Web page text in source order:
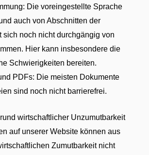
Die voreingestellte Sprache
auch von Abschnitten der
sich noch nicht durchgängig von
Hier kann insbesondere die
Schwierigkeiten bereiten.
PDFs: Die meisten Dokumente
sind noch nicht barrierefrei.
wirtschaftlicher Unzumutbarkeit
auf unserer Website können aus
Zumutbarkeit nicht